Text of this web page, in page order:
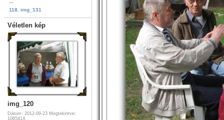
118. img_131
Véletlen kép
img_120
Dátum: 2012-09-23 Megtekintve:
106541X